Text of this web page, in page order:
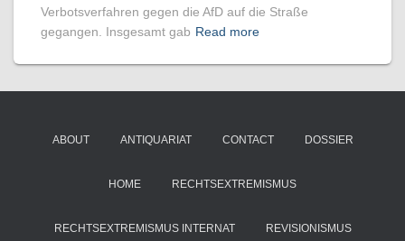
Verbotsverfahren gegen die AfD auf die Straße
gegangen. Insgesamt gab Read more
ABOUT ANTIQUARIAT CONTACT DOSSIER
HOME RECHTSEXTREMISMUS
RECHTSEXTREMISMUS INTERNAT REVISIONISMUS